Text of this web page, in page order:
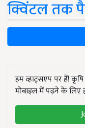
क्विंटल तक
हम व्हाट्सएप पर हैं!
मोबाइल में पढ़ने के लिए